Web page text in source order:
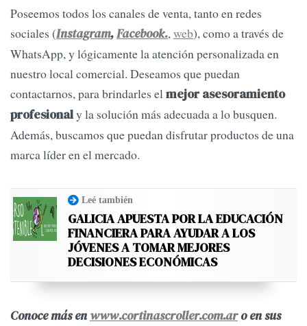
Poseemos todos los canales de venta, tanto en redes
sociales (Instagram,Facebook.,web), como a través de
WhatsApp, y lógicamente la atención personalizada en
nuestro local comercial. Deseamos que puedan
contactarnos, para brindarles elmejor asesoramiento
profesionaly la solución más adecuada a lo busquen.
Además, buscamos que puedan disfrutar productos de una
marca líder en el mercado.
Leé también
GALICIA APUESTA POR LA EDUCACIÓN
FINANCIERA PARA AYUDAR A LOS
JÓVENES A TOMAR MEJORES
DECISIONES ECONÓMICAS
Conoce más enwww.cortinascroller.com.aro en sus